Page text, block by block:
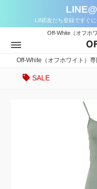
LINE友だち登録ですぐ
Off-White（オフホ
Off-White（オフホワイト）
SALE